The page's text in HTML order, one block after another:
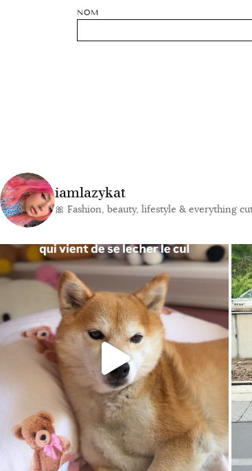
NOM
iamlazykat
🎀 Fashion, beauty, lifestyle & everything